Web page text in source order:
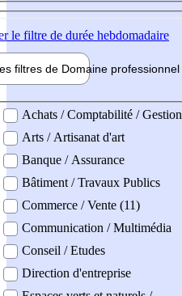
le filtre de durée hebdomadaire
filtres de Domaine professionnel
professionel
Achats / Comptabilité / Gestion
Arts / Artisanat d'art
Banque / Assurance
Bâtiment / Travaux Publics
Commerce / Vente (11)
Communication / Multimédia
Conseil / Etudes
Direction d'entreprise